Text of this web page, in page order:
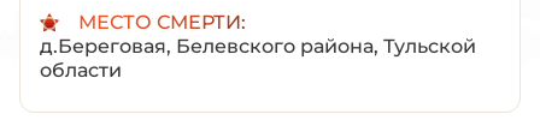
МЕСТО СМЕРТИ:
д.Береговая, Белевского района, Тульской
области